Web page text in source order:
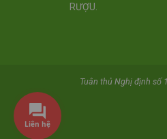
RƯỢU.
Tuân thủ Nghị định số
Liên hệ